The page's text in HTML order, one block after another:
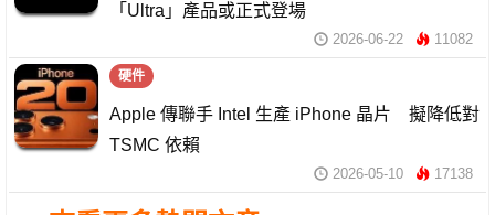
「Ultra」產品或正式登場
2026-06-22 11082
硬件
Apple 傳聯手 Intel 生產 iPhone 晶片 擬降低對
TSMC 依賴
2026-05-10 17138